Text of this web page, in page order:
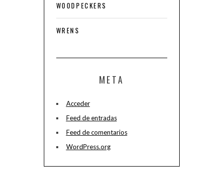
WOODPECKERS
WRENS
META
Acceder
Feed de entradas
Feed de comentarios
WordPress.org